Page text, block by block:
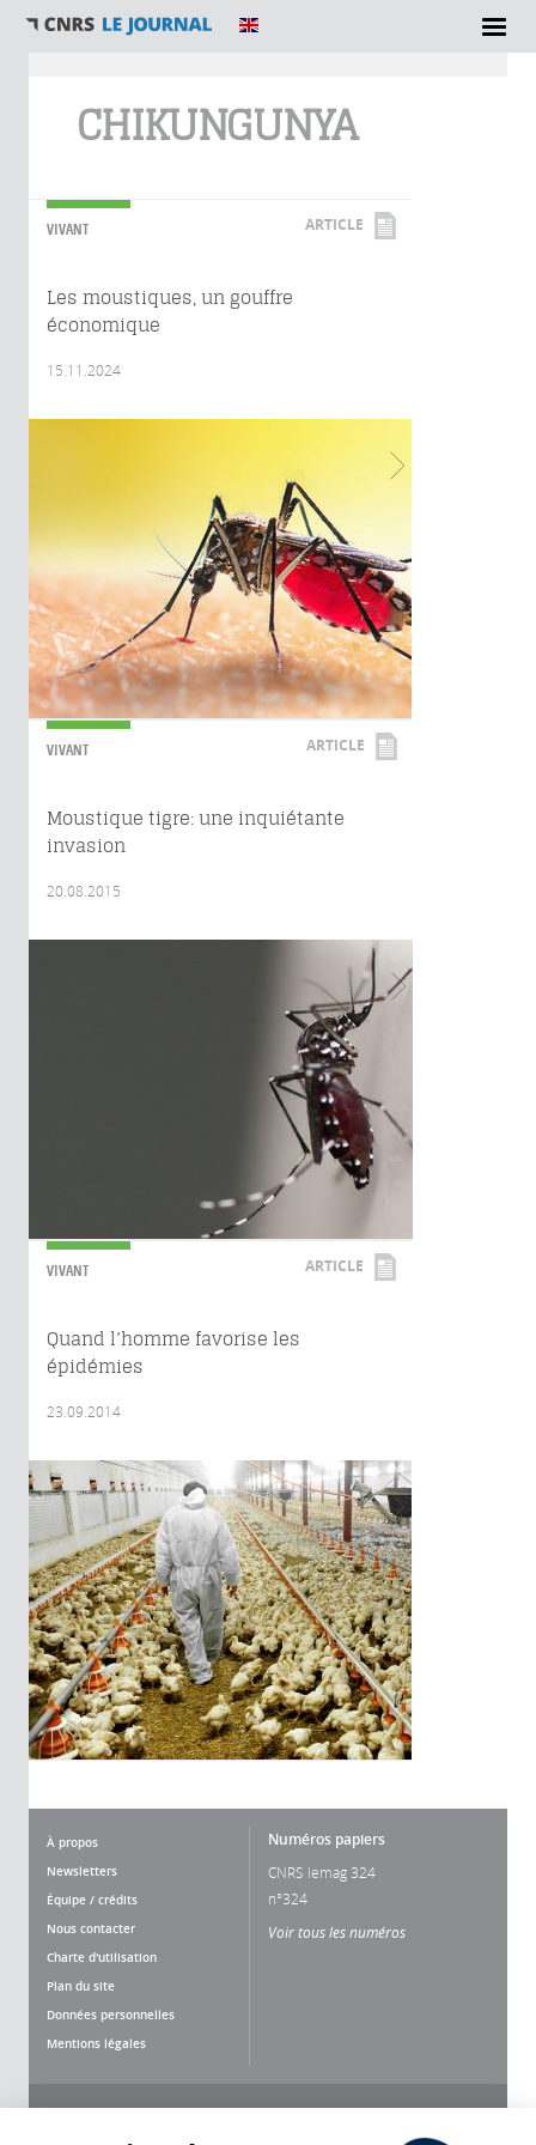
CHIKUNGUNYA
VIVANT ARTICLE
Les moustiques, un gouffre
économique
15.11.2024
VIVANT ARTICLE
Moustique tigre: une inquiétante
invasion
20.08.2015
VIVANT ARTICLE
Quand l’homme favorise les
épidémies
23.09.2014
À propos
Newsletters
Équipe / crédits
Nous contacter
Charte d'utilisation
Plan du site
Données personnelles
Mentions légales
Numéros papiers
CNRS lemag 324
n°324
Voir tous les numéros